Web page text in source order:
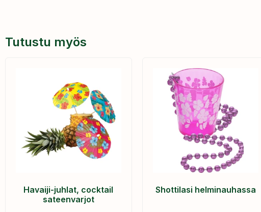
Tutustu myös
Havaiji-juhlat, cocktail
sateenvarjot
Shottilasi helminauhassa